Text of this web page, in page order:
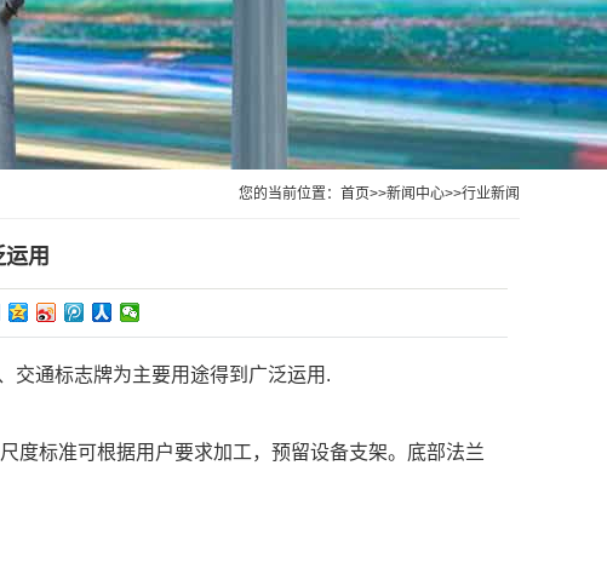
您的当前位置： 首页>>新闻中心>>行业新闻
用
交通标志牌为主要用途得到广泛运用.
度标准可根据用户要求加工，预留设备支架。底部法兰